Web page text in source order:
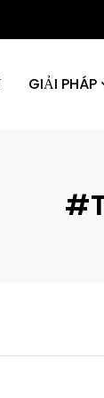
GIẢI PHÁP